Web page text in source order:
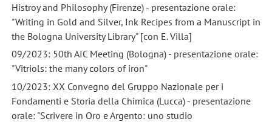
Histroy and Philosophy (Firenze) - presentazione orale:
"Writing in Gold and Silver, Ink Recipes from a Manuscript in
the Bologna University Library" [con E. Villa]
09/2023: 50th AIC Meeting (Bologna) - presentazione orale:
"Vitriols: the many colors of iron"
10/2023: XX Convegno del Gruppo Nazionale per i
Fondamenti e Storia della Chimica (Lucca) - presentazione
orale: "Scrivere in Oro e Argento: uno studio